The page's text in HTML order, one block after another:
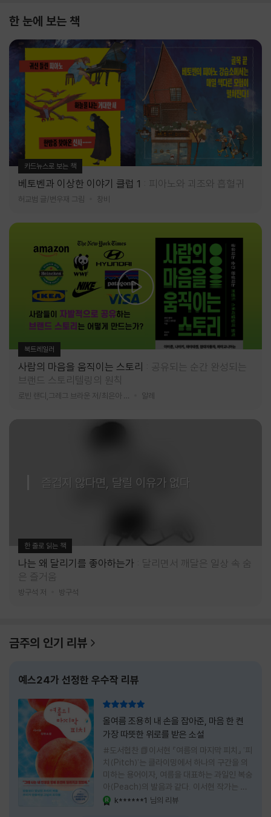
한 눈에 보는 책
카드뉴스로 보는 책
베토벤과 이상한 이야기 클럽 1 피아노와 괴조와 흡혈귀
허교범 글/변우재 그림 창비
북트레일러
사람의 마음을 움직이는 스토리
공유되는 순간 완성되는
브랜드 스토리텔링의 원칙
알레
즐겁지 않다면, 달릴 이유가 없다
한 줄로 읽는 책
나는 왜 달리기를 좋아하는가
달리면서 깨달은 일상 속 숨
은 즐거움
방구석 저 방구석
금주의 인기 리뷰
예스24가 선정한 우수작 리뷰
올여름 조용히 내 손을 잡아준, 마음 한 켠
가장 따뜻한 위로를 받은 소설
#도서협찬 📗이서현 『여름의 마지막 피치』 '피
치(Pitch)'는 클라이밍에서 하나의 구간을 의
미하는 용어이자, 여름을 대표하는 과일인 복숭
아(Peach)의 발음과 같다. 이서현 작가는 이
중의적인 제목 안에 소설이 전하고 싶은 메시지
k******1 님의 리뷰